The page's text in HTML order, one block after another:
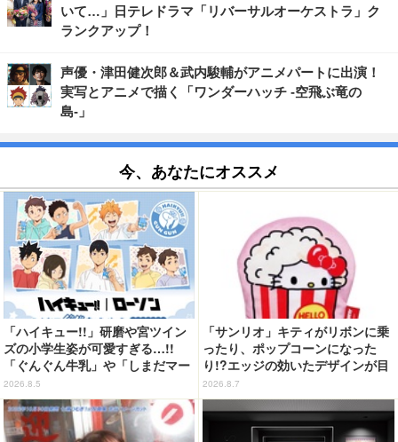
いて…」日テレドラマ「リバーサルオーケストラ」ク
ランクアップ！
声優・津田健次郎＆武内駿輔がアニメパートに出演！
実写とアニメで描く「ワンダーハッチ -空飛ぶ竜の
島-」
今、あなたにオススメ
「ハイキュー!!」研磨や宮ツイン
ズの小学生姿が可愛すぎる…!!
「ぐんぐん牛乳」や「しまだマー
ト」デザインのグッズも!? ロー
ソン限定グッズが登場！
2026.8.5
「サンリオ」キティがリボンに乗
ったり、ポップコーンになった
り!?エッジの効いたデザインが目
を引く♪ トートバッグやポーチが
登場
2026.8.7